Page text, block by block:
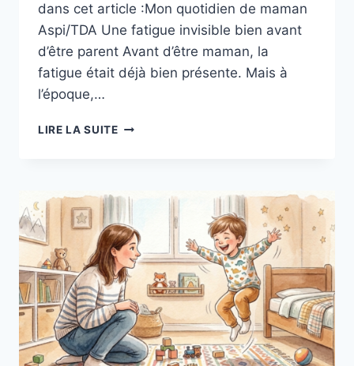
dans cet article :Mon quotidien de maman
Aspi/TDA Une fatigue invisible bien avant
d’être parent Avant d’être maman, la
fatigue était déjà bien présente. Mais à
l’époque,…
LIRE LA SUITEPARENT
INVISIBLE